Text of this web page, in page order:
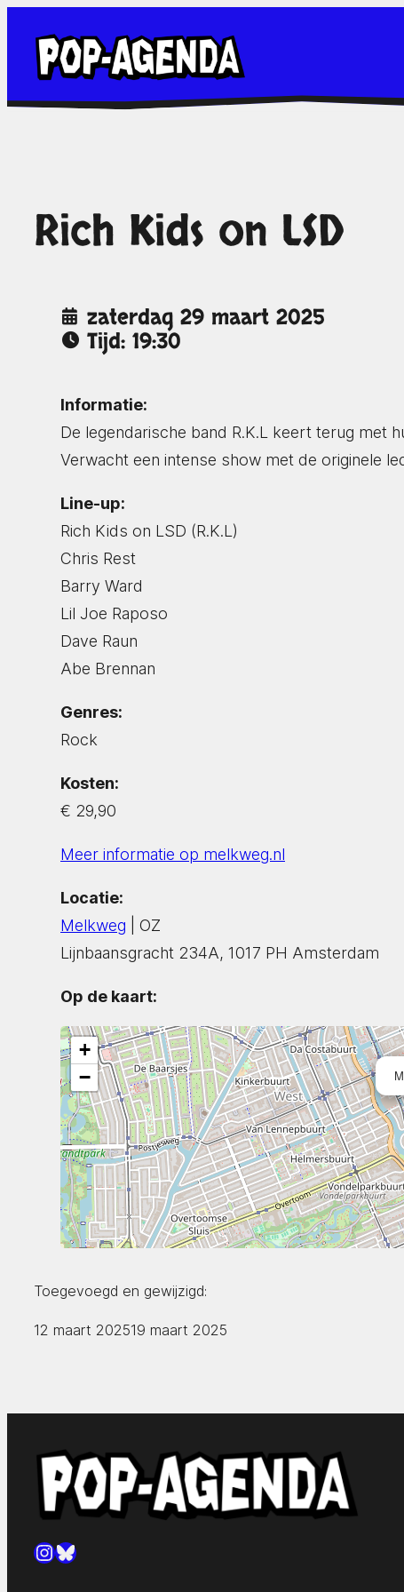
naar
inhoud
Rich Kids on LSD
zaterdag 29 maart 2025
Tijd: 19:30
Informatie:
De legendarische band R.K.L keert terug met
Verwacht een intense show met de originele
Line-up:
Rich Kids on LSD (R.K.L)
Chris Rest
Barry Ward
Lil Joe Raposo
Dave Raun
Abe Brennan
Genres:
Rock
Kosten:
€ 29,90
Meer informatie op melkweg.nl
Locatie:
Melkweg | OZ
Lijnbaansgracht 234A, 1017 PH Amsterdam
Op de kaart:
+
−
Toegevoegd en gewijzigd:
12 maart 202519 maart 2025
Instagram
Bluesky